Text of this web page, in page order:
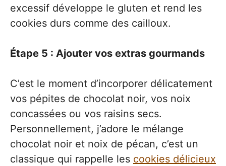
excessif développe le gluten et rend les
cookies durs comme des cailloux.
Étape 5 : Ajouter vos extras gourmands
C’est le moment d’incorporer délicatement
vos pépites de chocolat noir, vos noix
concassées ou vos raisins secs.
Personnellement, j’adore le mélange
chocolat noir et noix de pécan, c’est un
classique qui rappelle les cookies délicieux